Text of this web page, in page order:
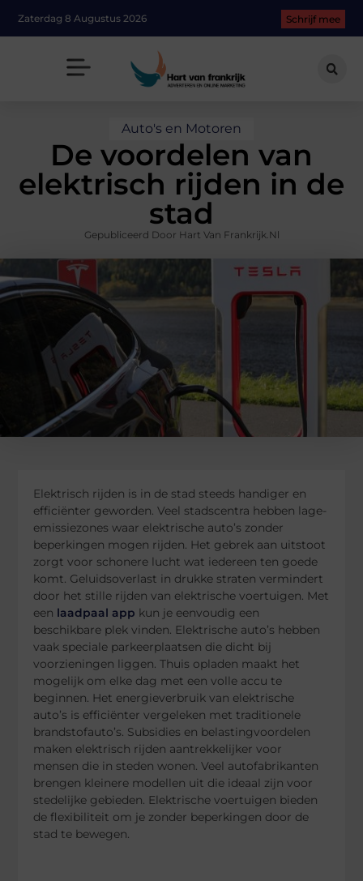
Zaterdag 8 Augustus 2026 Schrijf mee
Auto's en Motoren
De voordelen van
elektrisch rijden in de
stad
Gepubliceerd Door Hart Van Frankrijk.nl
Elektrisch rijden is in de stad steeds handiger en
efficiënter geworden. Veel stadscentra hebben lage-
emissiezones waar elektrische auto’s zonder
beperkingen mogen rijden. Het gebrek aan uitstoot
zorgt voor schonere lucht wat iedereen ten goede
komt. Geluidsoverlast in drukke straten vermindert
door het stille rijden van elektrische voertuigen. Met
een laadpaal app kun je eenvoudig een
beschikbare plek vinden. Elektrische auto’s hebben
vaak speciale parkeerplaatsen die dicht bij
voorzieningen liggen. Thuis opladen maakt het
mogelijk om elke dag met een volle accu te
beginnen. Het energieverbruik van elektrische
auto’s is efficiënter vergeleken met traditionele
brandstofauto’s. Subsidies en belastingvoordelen
maken elektrisch rijden aantrekkelijker voor
mensen die in steden wonen. Veel autofabrikanten
brengen kleinere modellen uit die ideaal zijn voor
stedelijke gebieden. Elektrische voertuigen bieden
de flexibiliteit om je zonder beperkingen door de
stad te bewegen.